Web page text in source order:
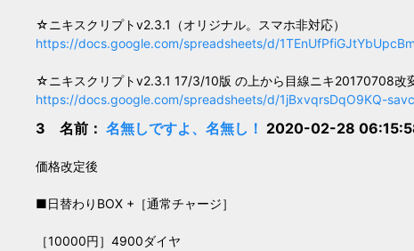
☆ニキスクリプトv2.3.1（オリジナル。スマホ非対応）
https://docs.google.com/spreadsheets/d/
☆ニキスクリプトv2.3.1 17/3/10版 の上から目線ニキ20170708改
https://docs.google.com/spreadsheets/d/1jBxvqrsDqO9KQ-
3 名前： 名無しですよ、名無し！ 2020-02-28
価格改定後
■日替わりBOX +［通常チャージ］
［10000円］4900ダイヤ